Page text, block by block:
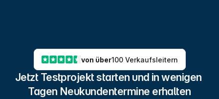
von über100 Verkaufsleitern
Jetzt Testprojekt starten und in wenigen
Tagen Neukundentermine erhalten